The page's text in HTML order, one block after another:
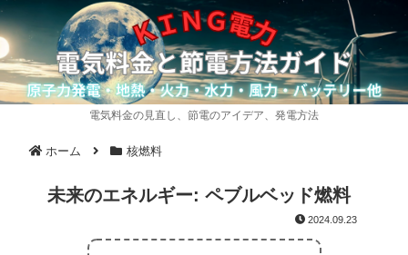
電気料金の見直し、節電のアイデア、発電方法
ホーム 核燃料
未来のエネルギー: ペブルベッド燃料
2024.09.23